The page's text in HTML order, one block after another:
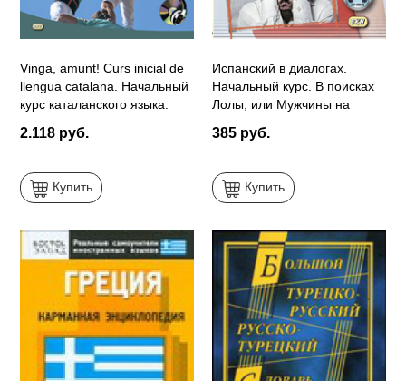
Vinga, amunt! Curs inicial de
llengua catalana. Начальный
курс каталанского языка.
2.118 руб.
Купить
Испанский в диалогах.
Начальный курс. В поисках
Лолы, или Мужчины на
385 руб.
Купить